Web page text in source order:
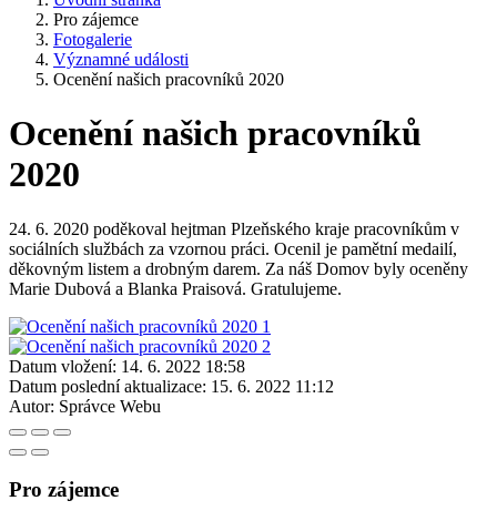
Pro zájemce
Fotogalerie
Významné události
Ocenění našich pracovníků 2020
Ocenění našich pracovníků
2020
24. 6. 2020 poděkoval hejtman Plzeňského kraje pracovníkům v
sociálních službách za vzornou práci. Ocenil je pamětní medailí,
děkovným listem a drobným darem. Za náš Domov byly oceněny
Marie Dubová a Blanka Praisová. Gratulujeme.
Datum vložení: 14. 6. 2022 18:58
Datum poslední aktualizace: 15. 6. 2022 11:12
Autor: Správce Webu
Pro zájemce